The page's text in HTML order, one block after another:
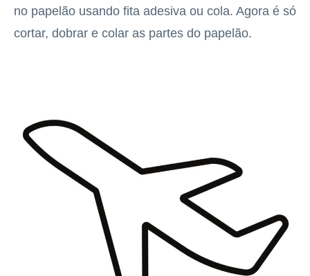
no papelão usando fita adesiva ou cola. Agora é só
cortar, dobrar e colar as partes do papelão.